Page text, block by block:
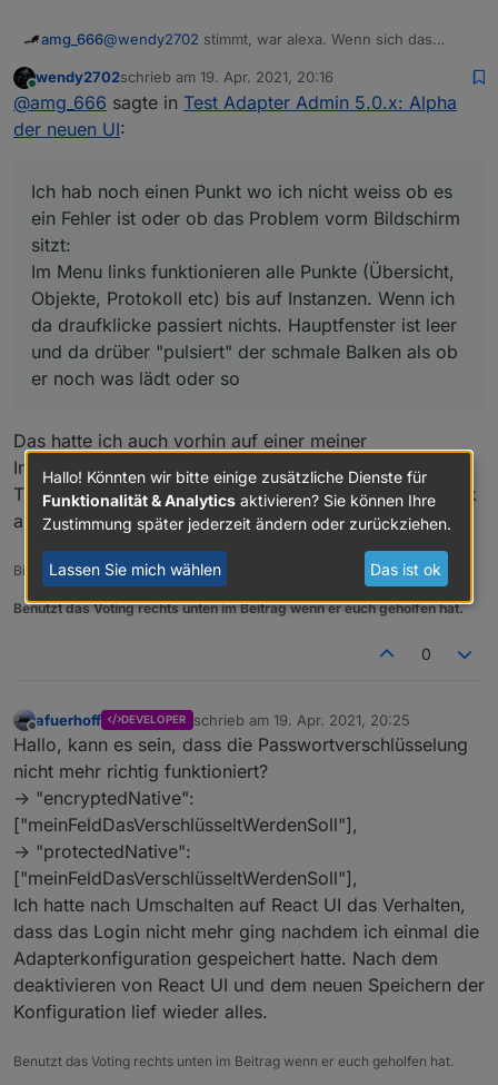
amg_666@wendy2702 stimmt, war alexa. Wenn sich das
ist es ok, ist aber ein neuer Dialog, oder? Im alten
Adapter wurde installiert ohne Nachfrage.
Wahrscheinlich ist die neue Variante aber auch
Ich hab noch einen Punkt wo ich nicht weiss ob es
ein Fehler ist oder ob das Problem vorm Bildschirm
sitzt:
draufklicke passiert nichts. Hauptfenster ist leer und
da drüber "pulsiert" der schmale Balken als ob er
noch was lädt oder so
wendy2702schrieb am 19. Apr. 2021, 20:16
zuletzt editiert von
@amg_666 sagte in Test Adapter Admin 5.0.x: Alpha
der neuen UI:
Ich hab noch einen Punkt wo ich nicht weiss ob es
ein Fehler ist oder ob das Problem vorm Bildschirm
sitzt:
Im Menu links funktionieren alle Punkte (Übersicht,
Objekte, Protokoll etc) bis auf Instanzen. Wenn ich
da draufklicke passiert nichts. Hauptfenster ist leer
und da drüber "pulsiert" der schmale Balken als ob
er noch was lädt oder so
Das hatte ich auch vorhin auf einer meiner
Installationen. Da ich aber aktuell wenig Zeit zum
Troubleshooten an meinem System habe bin ich zurück
auf die alte Ansicht.
Bitte keine Fragen per PN, die gehören ins Forum!
Benutzt das Voting rechts unten im Beitrag wenn er euch geholfen hat.
0
Offline
afuerhoff DEVELOPER schrieb am 19. Apr. 2021, 20:25
zuletzt editiert von
Hallo, kann es sein, dass die Passwortverschlüsselung
nicht mehr richtig funktioniert?
-> "encryptedNative":
["meinFeldDasVerschlüsseltWerdenSoll"],
-> "protectedNative":
["meinFeldDasVerschlüsseltWerdenSoll"],
Ich hatte nach Umschalten auf React UI das Verhalten,
dass das Login nicht mehr ging nachdem ich einmal die
Adapterkonfiguration gespeichert hatte. Nach dem
deaktivieren von React UI und dem neuen Speichern der
Konfiguration lief wieder alles.
Benutzt das Voting rechts unten im Beitrag wenn er euch geholfen hat.
Hallo! Könnten wir bitte einige zusätzliche Dienste für
Funktionalität & Analytics aktivieren? Sie können Ihre
Zustimmung später jederzeit ändern oder zurückziehen.
Lassen Sie mich wählen Das ist ok